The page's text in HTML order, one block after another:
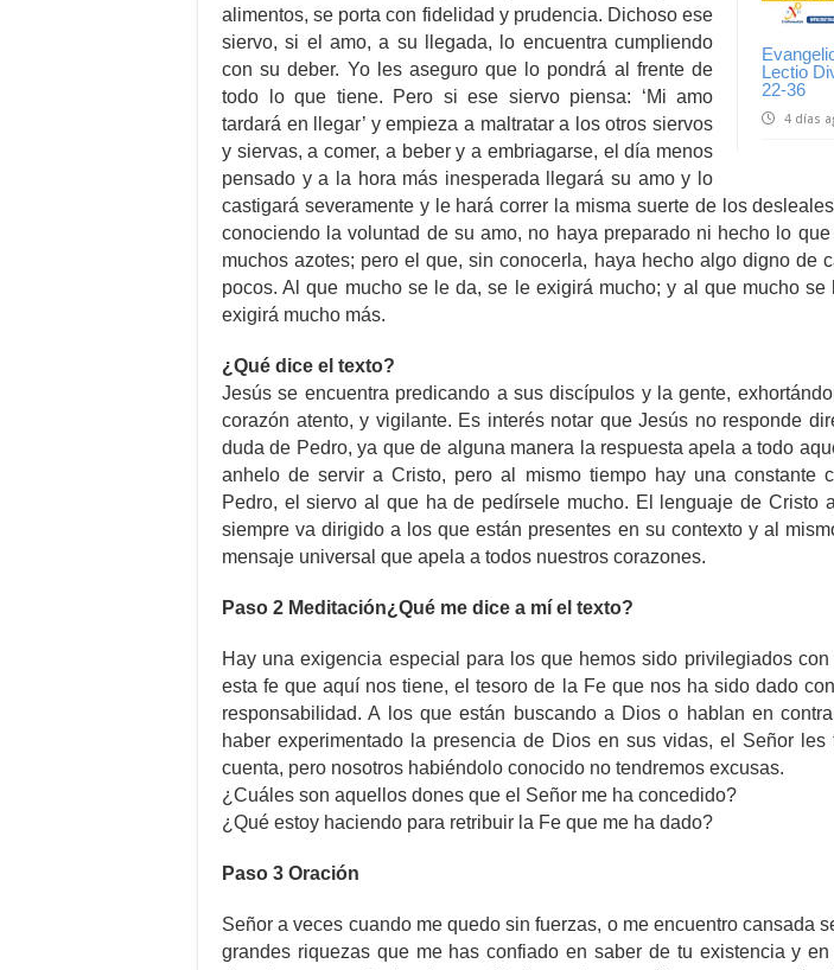
Lectio
22-36
4 días
alimentos, se porta con fidelidad y prudencia. Dichoso ese
siervo, si el amo, a su llegada, lo encuentra cumpliendo
con su deber. Yo les aseguro que lo pondrá al frente de
todo lo que tiene. Pero si ese siervo piensa: ‘Mi amo
tardará en llegar’ y empieza a maltratar a los otros siervos
y siervas, a comer, a beber y a embriagarse, el día menos
pensado y a la hora más inesperada llegará su amo y lo
castigará severamente y le hará correr la misma suerte de los
conociendo la voluntad de su amo, no haya preparado ni hecho lo
muchos azotes; pero el que, sin conocerla, haya hecho algo digno de
pocos. Al que mucho se le da, se le exigirá mucho; y al que mucho se
exigirá mucho más.
¿Qué dice el texto?
Jesús se encuentra predicando a sus discípulos y la gente,
corazón atento, y vigilante. Es interés notar que Jesús no responde
duda de Pedro, ya que de alguna manera la respuesta apela a todo
anhelo de servir a Cristo, pero al mismo tiempo hay una constante
Pedro, el siervo al que ha de pedírsele mucho. El lenguaje de Cristo
siempre va dirigido a los que están presentes en su contexto y al
mensaje universal que apela a todos nuestros corazones.
Paso 2 Meditación¿Qué me dice a mí el texto?
Hay una exigencia especial para los que hemos sido privilegiados
esta fe que aquí nos tiene, el tesoro de la Fe que nos ha sido dado
responsabilidad. A los que están buscando a Dios o hablan en
haber experimentado la presencia de Dios en sus vidas, el Señor les
cuenta, pero nosotros habiéndolo conocido no tendremos excusas.
¿Cuáles son aquellos dones que el Señor me ha concedido?
¿Qué estoy haciendo para retribuir la Fe que me ha dado?
Paso 3 Oración
Señor a veces cuando me quedo sin fuerzas, o me encuentro cansada
grandes riquezas que me has confiado en saber de tu existencia y